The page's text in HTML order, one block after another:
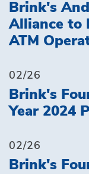
Brink's
Alliance to
ATM
02/26
Brink's
Year 2024
02/26
Brink's